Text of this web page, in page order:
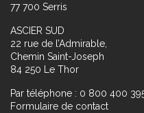
77 700 Serris
ASCIER SUD
22 rue de l’Admirable,
Chemin Saint-Joseph
84 250 Le Thor
Par téléphone : 0 800 400
Formulaire de contact